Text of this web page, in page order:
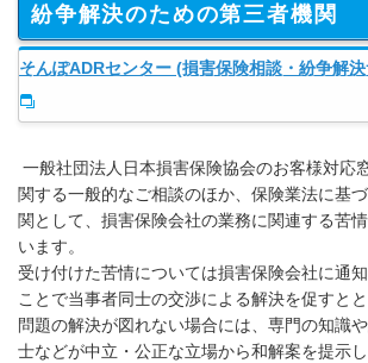
紛争解決のための第三者機関
そんぽADRセンター (損害保険相談・紛争解
一般社団法人日本損害保険協会のお客様対応
関する一般的なご相談のほか、保険業法に基
関として、損害保険会社の業務に関連する苦
います。
受け付けた苦情については損害保険会社に通
ことで当事者同士の交渉による解決を促すと
問題の解決が図れない場合には、専門の知識
士などが中立・公正な立場から和解案を提示